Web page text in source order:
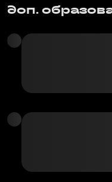
доп.